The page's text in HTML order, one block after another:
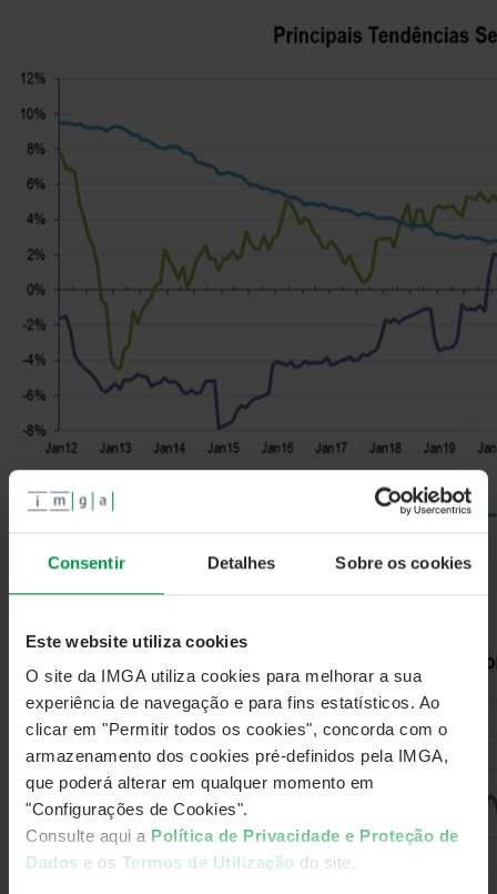
Consentir Detalhes Sobre os cookies
Este website utiliza cookies
O site da IMGA utiliza cookies para melhorar a sua
experiência de navegação e para fins estatísticos. Ao
clicar em "Permitir todos os cookies", concorda com o
armazenamento dos cookies pré-definidos pela IMGA,
que poderá alterar em qualquer momento em
"Configurações de Cookies".
Consulte aqui a Política de Privacidade e Proteção de
Dados e os Termos de Utilização do site.